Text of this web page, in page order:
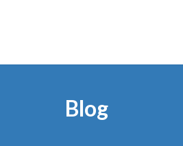
Blog